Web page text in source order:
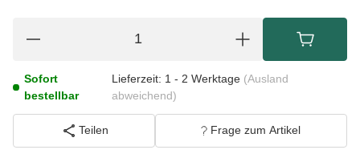
Sofort
bestellbar
Lieferzeit: 1 - 2 Werktage (Ausland
abweichend)
Teilen Frage zum Artikel